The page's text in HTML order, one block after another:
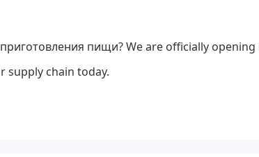
пищи? We are officially
supply chain today.